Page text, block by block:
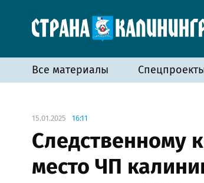
Все материалы
15.01.2025 16:11
Следственному
место ЧП